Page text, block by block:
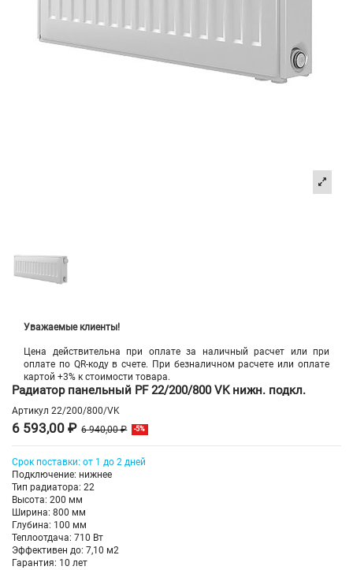
Уважаемые клиенты!
Цена действительна при оплате за наличный расчет или при
оплате по QR-коду в счете. При безналичном расчете или оплате
картой +3% к стоимости товара.
Радиатор панельный PF 22/200/800 VK нижн. подкл.
Артикул 22/200/800/VK
6 593,00 ₽ 6 940,00 ₽ -5%
Срок поставки: от 1 до 2 дней
Подключение: нижнее
Тип радиатора: 22
Высота: 200 мм
Ширина: 800 мм
Глубина: 100 мм
Теплоотдача: 710 Вт
Эффективен до: 7,10 м2
Гарантия: 10 лет